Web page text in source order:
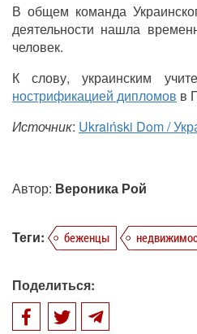
В общем команда
деятельности нашла
человек.
К слову, украинским
нострификацией дипломов в
Источник: Ukraiński Dom /
Автор: Вероника Рой
Теги: беженцы
Поделиться: